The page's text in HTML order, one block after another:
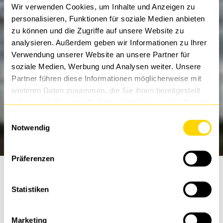
Wir verwenden Cookies, um Inhalte und Anzeigen zu
personalisieren, Funktionen für soziale Medien anbieten
zu können und die Zugriffe auf unsere Website zu
analysieren. Außerdem geben wir Informationen zu Ihrer
Verwendung unserer Website an unsere Partner für
soziale Medien, Werbung und Analysen weiter. Unsere
Partner führen diese Informationen möglicherweise mit
weiteren Daten zusammen, die Sie ihnen bereitgestellt
Notwendig
Präferenzen
Statistiken
Marketing